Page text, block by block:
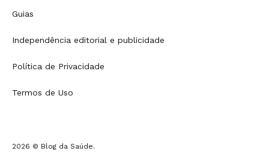
Guias
Independência editorial e publicidade
Política de Privacidade
Termos de Uso
2026 © Blog da Saúde.